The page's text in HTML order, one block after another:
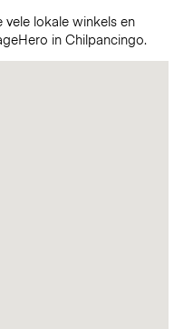
vele lokale winkels en
in Chilpancingo.